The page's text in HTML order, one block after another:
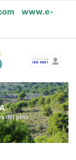
www.e-